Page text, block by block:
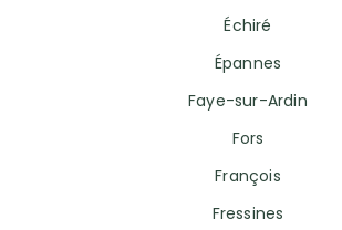
Échiré
Épannes
Faye-sur-Ardin
Fors
François
Fressines